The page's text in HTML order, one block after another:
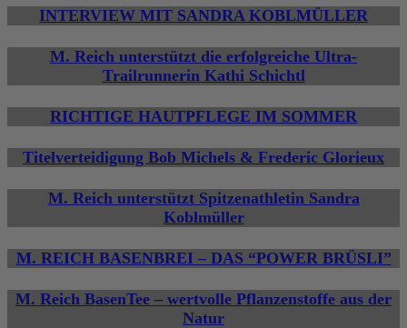
INTERVIEW MIT SANDRA KOBLMÜLLER
M. Reich unterstützt die erfolgreiche Ultra-
Trailrunnerin Kathi Schichtl
RICHTIGE HAUTPFLEGE IM SOMMER
Titelverteidigung Bob Michels & Frederic Glorieux
M. Reich unterstützt Spitzenathletin Sandra
Koblmüller
M. REICH BASENBREI – DAS “POWER BRÜSLI”
M. Reich BasenTee – wertvolle Pflanzenstoffe aus der
Natur